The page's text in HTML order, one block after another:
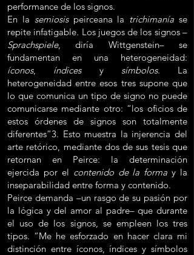
performance de los signos.
En la semiosis peirceana la trichimaníase
repite infatigable. Los juegos de los signos –
Sprachspiele, diría Wittgenstein– se
fundamentan en una heterogeneidad:
íconos, índices y símbolos. La
heterogeneidad entre esos tres supone que
lo que comunica un tipo de signo no puede
comunicarse mediante otro: “los oficios de
estos órdenes de signos son totalmente
diferentes”3. Esto muestra la injerencia del
arte retórico, mediante dos de sus tesis que
retornan en Peirce: la determinación
ejercida por el contenido de la formay la
inseparabilidad entre forma y contenido.
Peirce demanda –un rasgo de su pasión por
la lógica y del amor al padre– que durante
el uso de los signos, se empleen los tres
tipos. “Me he esforzado en hacer clara mi
distinción entre íconos, índices y símbolos